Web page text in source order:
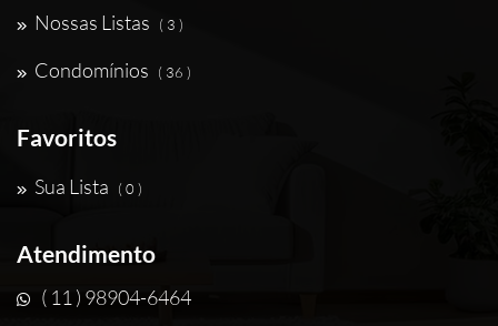
Nossas Listas ( 3 )
Condomínios ( 36 )
Favoritos
Sua Lista ( 0 )
Atendimento
( 11 ) 98904-6464